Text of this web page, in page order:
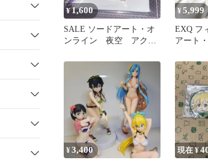
¥1,600
SALE ソードアート・オ
ンライン 夜空 アクリ
¥5,999
EXQ フ
アート
ト
¥3,400 現在 ¥